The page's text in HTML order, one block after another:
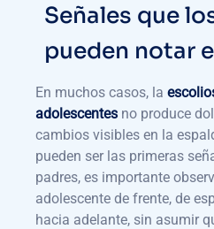
Señales que
pueden notar
En muchos casos, la
adolescentes no produce
cambios visibles en la
pueden ser las primeras
padres, es importante
adolescente de frente, de
hacia adelante, sin asumir